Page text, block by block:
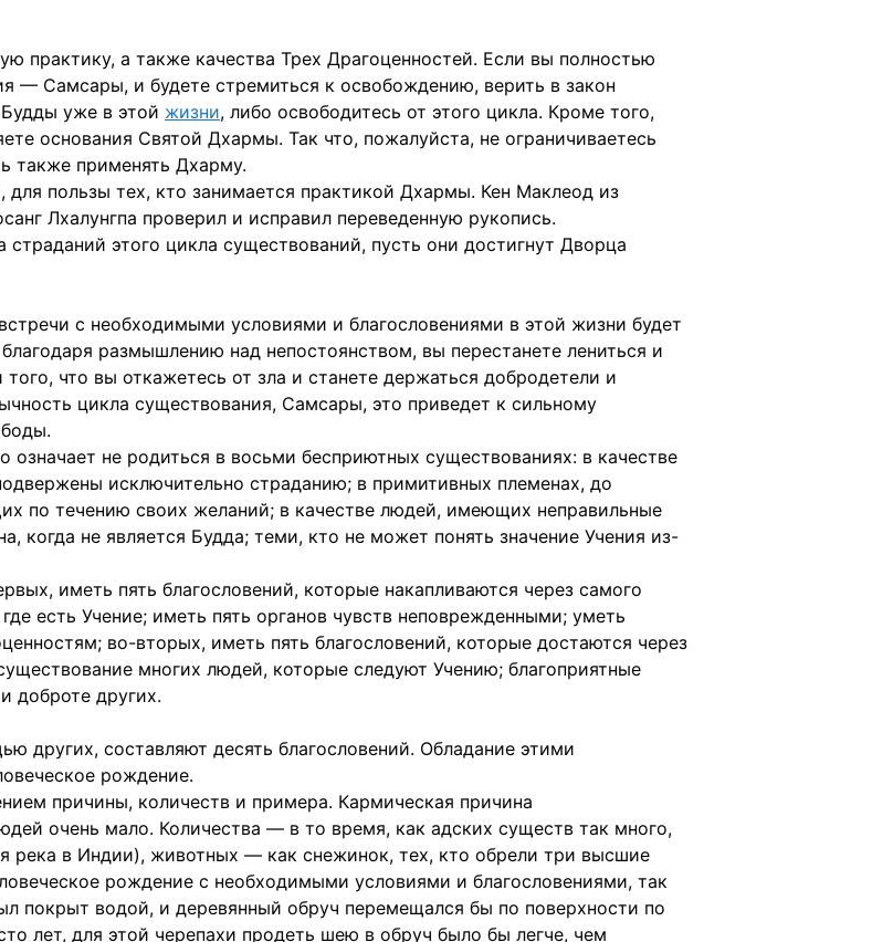
практику, а также качества Трех Драгоценностей. Если вы полностью
— Самсары, и будете стремиться к освобождению, верить в закон
уже в этой жизни, либо освободитесь от этого цикла. Кроме того,
основания Святой Дхармы. Так что, пожалуйста, не ограничиваетесь
также применять Дхарму.
пользы тех, кто занимается практикой Дхармы. Кен Маклеод из
Лхалунгпа проверил и исправил переведенную рукопись.
этого цикла существований, пусть они достигнут Дворца
с необходимыми условиями и благословениями в этой жизни будет
размышлению над непостоянством, вы перестанете лениться и
что вы откажетесь от зла и станете держаться добродетели и
цикла существования, Самсары, это приведет к сильному
не родиться в восьми беспpиютных существованиях: в качестве
исключительно страданию; в примитивных племенах, до
по течению своих желаний; в качестве людей, имеющих неправильные
когда не является Будда; теми, кто не может понять значение Учения из-
иметь пять благословений, которые накапливаются через самого
есть Учение; иметь пять органов чувств неповрежденными; уметь
во-вторых, иметь пять благословений, которые достаются через
многих людей, которые следуют Учению; благоприятные
добpоте дpугих.
других, составляют десять благословений. Обладание этими
рождение.
причины, количеств и примера. Кармическая причина
очень мало. Количества — в то время, как адских существ так много,
река в Индии), животных — как снежинок, тех, кто обрели три высшие
рождение с необходимыми условиями и благословениями, так
покрыт водой, и деревянный обруч перемещался бы по поверхности по
лет, для этой черепахи продеть шею в обруч было бы легче, чем